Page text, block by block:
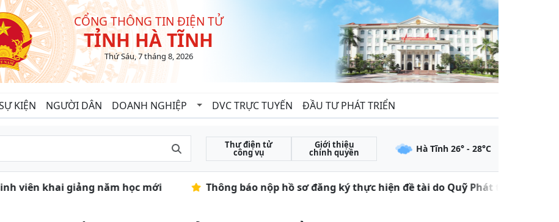
CỔNG THÔNG TIN ĐIỆN TỬ
TỈNH HÀ TĨNH
Thứ Sáu, 7 tháng 8, 2026
KIỆN NGƯỜI DÂN DOANH NGHIỆP DVC TRỰC TUYẾN ĐẦU TƯ PHÁT TRIỂN
Thư điện tử
công vụ
Giới thiệu
chính quyền Hà Tĩnh 26° - 28°C
viên khai giảng năm học mới Thông báo nộp hồ sơ đăng ký thực hiện đề tài do Quỹ Phát triển khoa